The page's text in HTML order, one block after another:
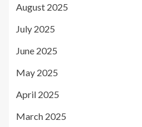
August 2025
July 2025
June 2025
May 2025
April 2025
March 2025